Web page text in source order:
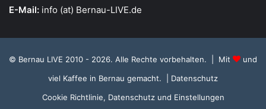
E-Mail: info (at) Bernau-LIVE.de
© Bernau LIVE 2010 - 2026. Alle Rechte vorbehalten. | Mit
und
viel Kaffee in Bernau gemacht.
| Datenschutz
Cookie Richtlinie, Datenschutz und Einstellungen